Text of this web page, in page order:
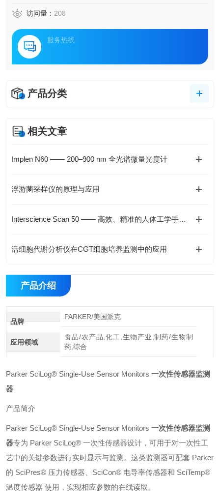
访问量： 208
服务热线
产品分类
相关文章
Implen N60 —— 200–900 nm 全光谱微量光度计
浮游菌采样仪的原理与应用
Interscience Scan 50 —— 高效、精准的人体工学手动菌落计数器
活细胞代谢分析仪在CGT细胞培养监测中的应用
产品介绍
品牌
PARKER/美国派克
应用领域
食品/农产品,化工,生物产业,制药/生物制
药,综合
Parker SciLog® Single-Use Sensor Monitors 一次性传感器监测
器
产品简介
Parker SciLog® Single-Use Sensor Monitors 一次性传感器监测
器专为 Parker SciLog® 一次性传感器设计，可用于对一次性工
艺中的关键参数进行实时显示与监测。这类监测器可配套 Parker
的 SciPres® 压力传感器、SciCon® 电导率传感器和 SciTemp®
温度传感器 使用，实现相应参数的在线读取。